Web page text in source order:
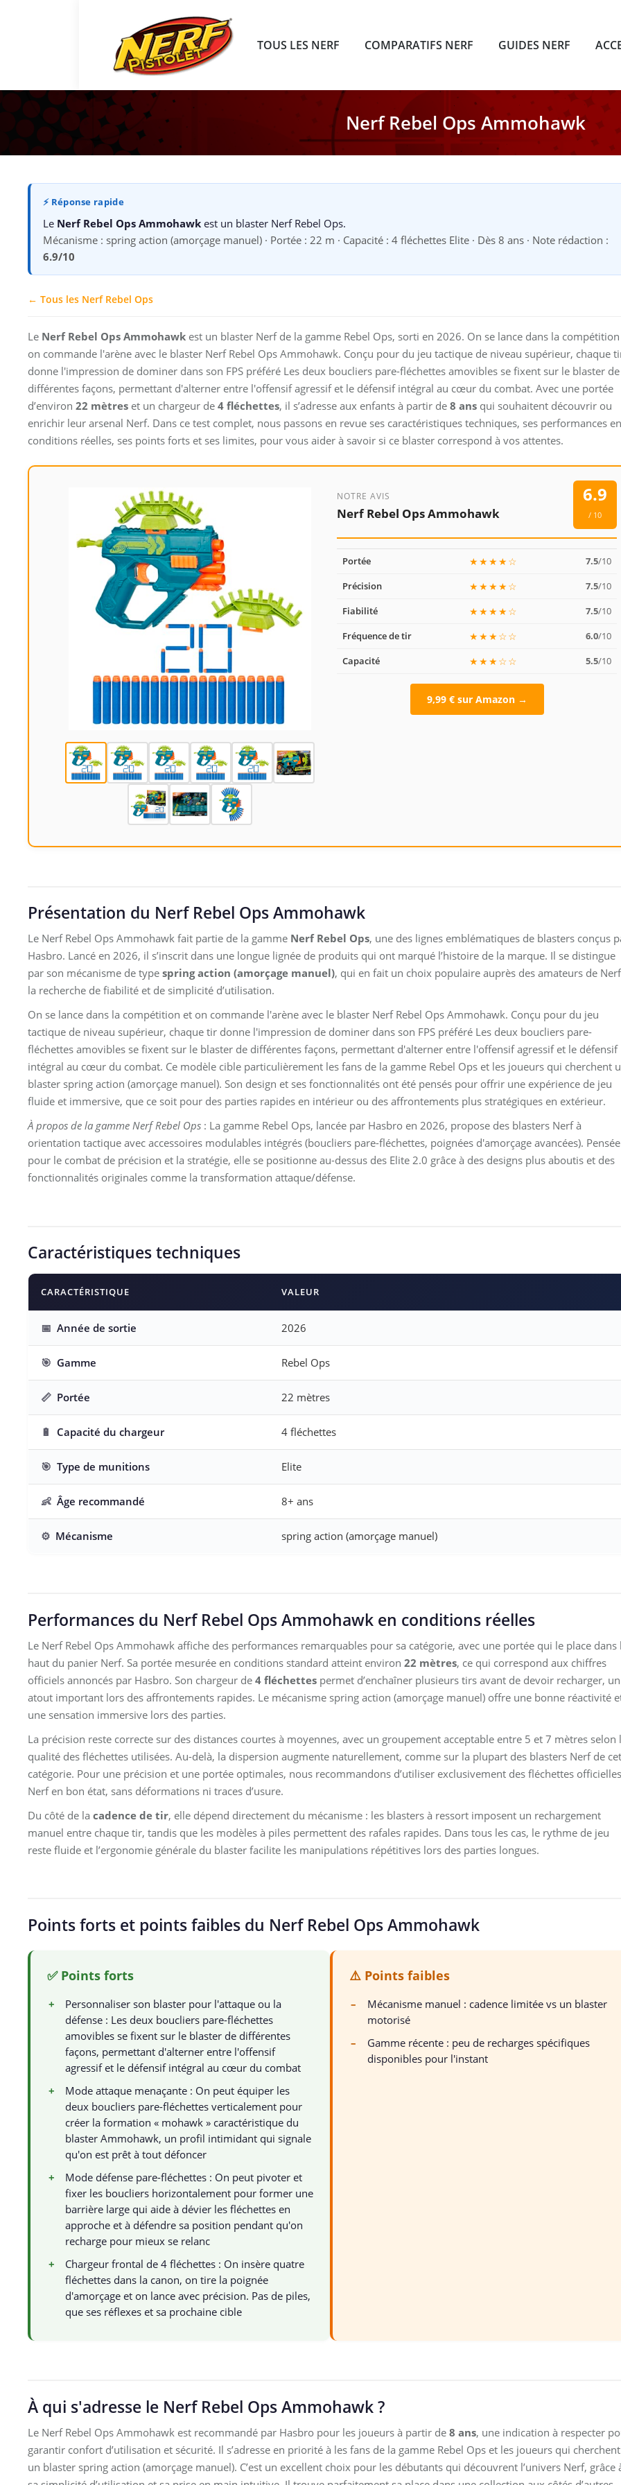
TOUS LES NERF COMPARATIFS NERF GUIDES NERF
Nerf Rebel Ops Ammohawk
⚡ Réponse rapide
Le Nerf Rebel Ops Ammohawk est un blaster Nerf Rebel Ops.
Mécanisme : spring action (amorçage manuel) · Portée : 22 m · Capacité : 4 fléchettes Elite · Dès 8 ans · Note rédaction :
6.9/10
← Tous les Nerf Rebel Ops
Le Nerf Rebel Ops Ammohawk est un blaster Nerf de la gamme Rebel Ops, sorti en 2026. On se lance dans la
on commande l'arène avec le blaster Nerf Rebel Ops Ammohawk. Conçu pour du jeu tactique de niveau supérieur, chaque
donne l'impression de dominer dans son FPS préféré Les deux boucliers pare-fléchettes amovibles se fixent sur le blaster de
différentes façons, permettant d'alterner entre l'offensif agressif et le défensif intégral au cœur du combat. Avec une portée
d’environ 22 mètres et un chargeur de 4 fléchettes, il s’adresse aux enfants à partir de 8 ans qui souhaitent découvrir ou
enrichir leur arsenal Nerf. Dans ce test complet, nous passons en revue ses caractéristiques techniques, ses performances en
conditions réelles, ses points forts et ses limites, pour vous aider à savoir si ce blaster correspond à vos attentes.
NOTRE AVIS
Nerf Rebel Ops Ammohawk
6.9
/ 10
Portée ★★★★☆ 7.5/10
Précision
★★★★☆ 7.5/10
Fiabilité
★★★★☆ 7.5/10
Fréquence de tir
★★★☆☆ 6.0/10
Capacité
★★★☆☆ 5.5/10
9,99 € sur Amazon →
Présentation du Nerf Rebel Ops Ammohawk
Le Nerf Rebel Ops Ammohawk fait partie de la gamme Nerf Rebel Ops, une des lignes emblématiques de blasters conçus
Hasbro. Lancé en 2026, il s’inscrit dans une longue lignée de produits qui ont marqué l’histoire de la marque. Il se distingue
par son mécanisme de type spring action (amorçage manuel), qui en fait un choix populaire auprès des amateurs de
la recherche de fiabilité et de simplicité d’utilisation.
On se lance dans la compétition et on commande l'arène avec le blaster Nerf Rebel Ops Ammohawk. Conçu pour du jeu
tactique de niveau supérieur, chaque tir donne l'impression de dominer dans son FPS préféré Les deux boucliers pare-
fléchettes amovibles se fixent sur le blaster de différentes façons, permettant d'alterner entre l'offensif agressif et le défensif
intégral au cœur du combat. Ce modèle cible particulièrement les fans de la gamme Rebel Ops et les joueurs qui cherchent
blaster spring action (amorçage manuel). Son design et ses fonctionnalités ont été pensés pour offrir une expérience de jeu
fluide et immersive, que ce soit pour des parties rapides en intérieur ou des affrontements plus stratégiques en extérieur.
À propos de la gamme Nerf Rebel Ops : La gamme Rebel Ops, lancée par Hasbro en 2026, propose des blasters Nerf à
orientation tactique avec accessoires modulables intégrés (boucliers pare-fléchettes, poignées d'amorçage avancées). Pensée
pour le combat de précision et la stratégie, elle se positionne au-dessus des Elite 2.0 grâce à des designs plus aboutis et des
fonctionnalités originales comme la transformation attaque/défense.
Caractéristiques techniques
CARACTÉRISTIQUE VALEUR
📅 Année de sortie 2026
🎯 Gamme Rebel Ops
📏 Portée 22 mètres
🔋 Capacité du chargeur 4 fléchettes
🎯 Type de munitions Elite
👶 Âge recommandé 8+ ans
⚙️ Mécanisme spring action (amorçage manuel)
Performances du Nerf Rebel Ops Ammohawk en conditions réelles
Le Nerf Rebel Ops Ammohawk affiche des performances remarquables pour sa catégorie, avec une portée qui le place dans
haut du panier Nerf. Sa portée mesurée en conditions standard atteint environ 22 mètres, ce qui correspond aux chiffres
officiels annoncés par Hasbro. Son chargeur de 4 fléchettes permet d’enchaîner plusieurs tirs avant de devoir recharger, un
atout important lors des affrontements rapides. Le mécanisme spring action (amorçage manuel) offre une bonne réactivité
une sensation immersive lors des parties.
La précision reste correcte sur des distances courtes à moyennes, avec un groupement acceptable entre 5 et 7 mètres selon
qualité des fléchettes utilisées. Au-delà, la dispersion augmente naturellement, comme sur la plupart des blasters Nerf de
catégorie. Pour une précision et une portée optimales, nous recommandons d’utiliser exclusivement des fléchettes officielles
Nerf en bon état, sans déformations ni traces d’usure.
Du côté de la cadence de tir, elle dépend directement du mécanisme : les blasters à ressort imposent un rechargement
manuel entre chaque tir, tandis que les modèles à piles permettent des rafales rapides. Dans tous les cas, le rythme de jeu
reste fluide et l’ergonomie générale du blaster facilite les manipulations répétitives lors des parties longues.
Points forts et points faibles du Nerf Rebel Ops Ammohawk
✅ Points forts
+
Personnaliser son blaster pour l'attaque ou la
défense : Les deux boucliers pare-fléchettes
amovibles se fixent sur le blaster de différentes
façons, permettant d'alterner entre l'offensif
agressif et le défensif intégral au cœur du combat
+
Mode attaque menaçante : On peut équiper les
deux boucliers pare-fléchettes verticalement pour
créer la formation « mohawk » caractéristique du
blaster Ammohawk, un profil intimidant qui signale
qu'on est prêt à tout défoncer
+
Mode défense pare-fléchettes : On peut pivoter et
fixer les boucliers horizontalement pour former une
barrière large qui aide à dévier les fléchettes en
approche et à défendre sa position pendant qu'on
recharge pour mieux se relanc
+
Chargeur frontal de 4 fléchettes : On insère quatre
fléchettes dans la canon, on tire la poignée
d'amorçage et on lance avec précision. Pas de piles,
que ses réflexes et sa prochaine cible
⚠️ Points faibles
–
Mécanisme manuel : cadence limitée vs un blaster
motorisé
–
Gamme récente : peu de recharges spécifiques
disponibles pour l'instant
À qui s'adresse le Nerf Rebel Ops Ammohawk ?
Le Nerf Rebel Ops Ammohawk est recommandé par Hasbro pour les joueurs à partir de 8 ans, une indication à respecter
garantir confort d’utilisation et sécurité. Il s’adresse en priorité à les fans de la gamme Rebel Ops et les joueurs qui cherchent
un blaster spring action (amorçage manuel). C’est un excellent choix pour les débutants qui découvrent l’univers Nerf, grâce